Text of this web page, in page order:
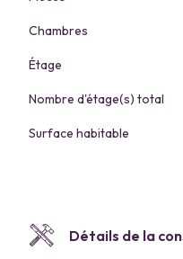
Chambres
Étage
Nombre d'étage(s) total
Surface habitable
Détails de la